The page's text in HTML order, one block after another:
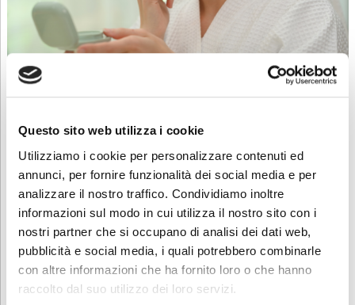
Questo sito web utilizza i cookie
Utilizziamo i cookie per personalizzare contenuti ed
annunci, per fornire funzionalità dei social media e per
analizzare il nostro traffico. Condividiamo inoltre
informazioni sul modo in cui utilizza il nostro sito con i
nostri partner che si occupano di analisi dei dati web,
pubblicità e social media, i quali potrebbero combinarle
con altre informazioni che ha fornito loro o che hanno
raccolto dal suo utilizzo dei loro servizi.
Un corso pratico aperto a tutti, ideale per imparare a prendersi cura
semplice ma efficace. Si approfondiscono prodotti, tecniche e
Cristalli: alleati del benessere
📅 2 e 9 febbraio 2026
🕒 7 ore
💶 120 euro